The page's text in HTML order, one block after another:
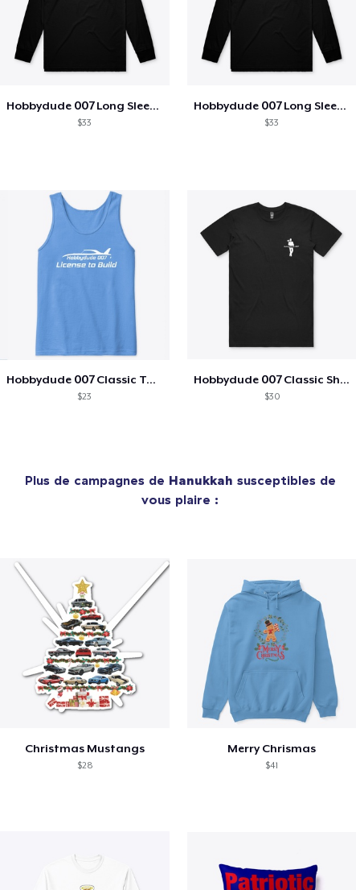
Hobbydude 007 Long Sleeve Tee
$33
Hobbydude 007 Long Sleeve Tee
$33
Hobbydude 007 Classic Tank
$23
Hobbydude 007 Classic Short Sleeve Tee
$30
Plus de campagnes de Hanukkah susceptibles de
vous plaire :
Christmas Mustangs
$28
Merry Chrismas
$41